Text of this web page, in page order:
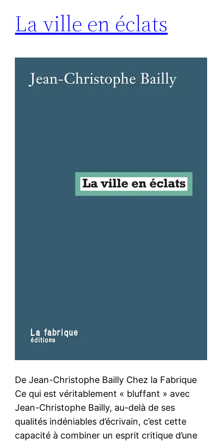
La ville en éclats
De Jean-Christophe Bailly Chez la Fabrique
Ce qui est véritablement « bluffant » avec
Jean-Christophe Bailly, au-delà de ses
qualités indéniables d’écrivain, c’est cette
capacité à combiner un esprit critique d’une